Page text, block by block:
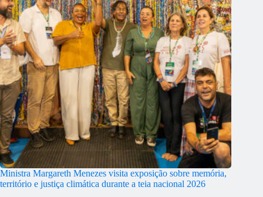
Ministra Margareth Menezes visita exposição sobre memória,
território e justiça climática durante a teia nacional 2026